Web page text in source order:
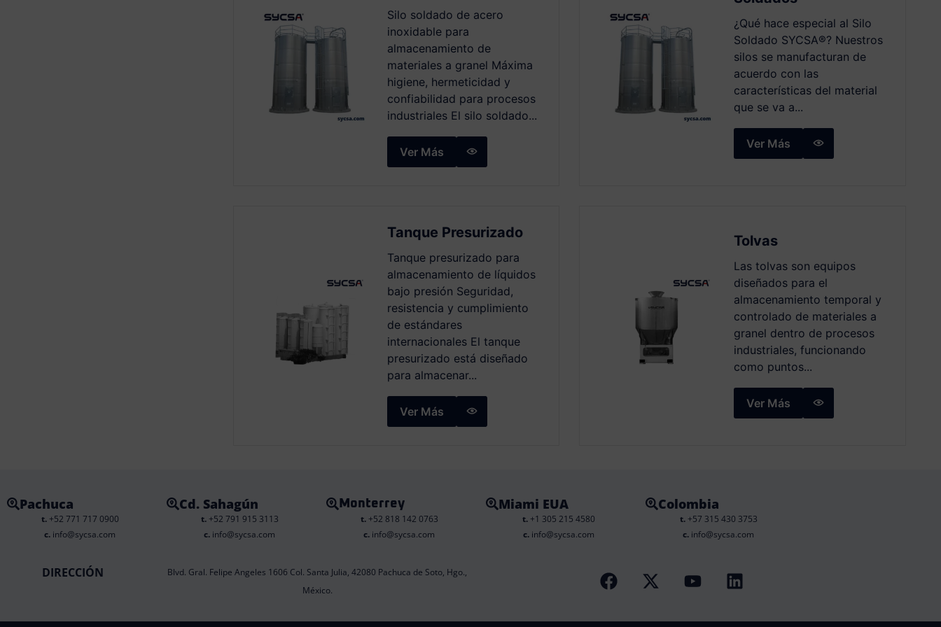
Silo soldado de acero
inoxidable para
almacenamiento de
materiales a granel Máxima
higiene, hermeticidad y
confiabilidad para procesos
industriales El silo soldado...
Ver Más
¿Qué hace especial al Silo
Soldado SYCSA®️? Nuestros
silos se manufacturan de
acuerdo con las
características del material
que se va a...
Ver Más
Tanque Presurizado
Tanque presurizado para
almacenamiento de líquidos
bajo presión Seguridad,
resistencia y cumplimiento
de estándares
internacionales El tanque
presurizado está diseñado
para almacenar...
Ver Más
Tolvas
Las tolvas son equipos
diseñados para el
almacenamiento temporal y
controlado de materiales a
granel dentro de procesos
industriales, funcionando
como puntos...
Ver Más
Pachuca
t.+52 771 717 0900
c. info@sycsa.com
Cd. Sahagún
t.+52 791 915 3113
c. info@sycsa.com
Monterrey
t.+52 818 142 0763
c. info@sycsa.com
Miami EUA
t. +1 305 215 4580
c. info@sycsa.com
Colombia
t.+57 315 430 3753
c. info@sycsa.com
DIRECCIÓN
Blvd. Gral. Felipe Angeles 1606 Col. Santa Julia, 42080 Pachuca de Soto, Hgo.,
México.
F
a
X
-
Y
o
L
i